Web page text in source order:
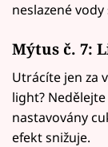
neslazené
Mýtus č. 7:
Utrácíte jen za
light?
nastavovány
efekt snižuje.